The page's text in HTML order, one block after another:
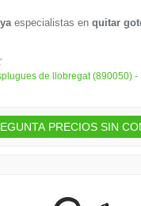
especialistas en quitar
de llobregat (890050) -
PRECIOS SIN